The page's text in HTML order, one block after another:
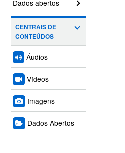
Dados abertos
CENTRAIS DE
CONTEÚDOS
Áudios
Vídeos
Imagens
Dados Abertos